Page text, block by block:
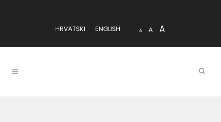
HRVATSKI ENGLISH A A A